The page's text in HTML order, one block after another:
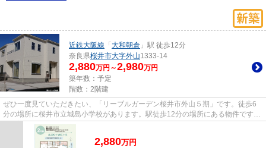
近鉄大阪線 「 大和朝倉 」駅 徒歩12分
奈良県桜井市大字外山1333-14
2,880万円～2,980万円
築年数：予定
階数：2階建
ぜひ一度見ていただきたい、「リーブルガーデン桜井市外山５期」です。徒歩6
分の場所に桜井市立城島小学校があります。駅徒歩12分の場所にある物件です。
劣化対策をしていますので、見...
2,880万円